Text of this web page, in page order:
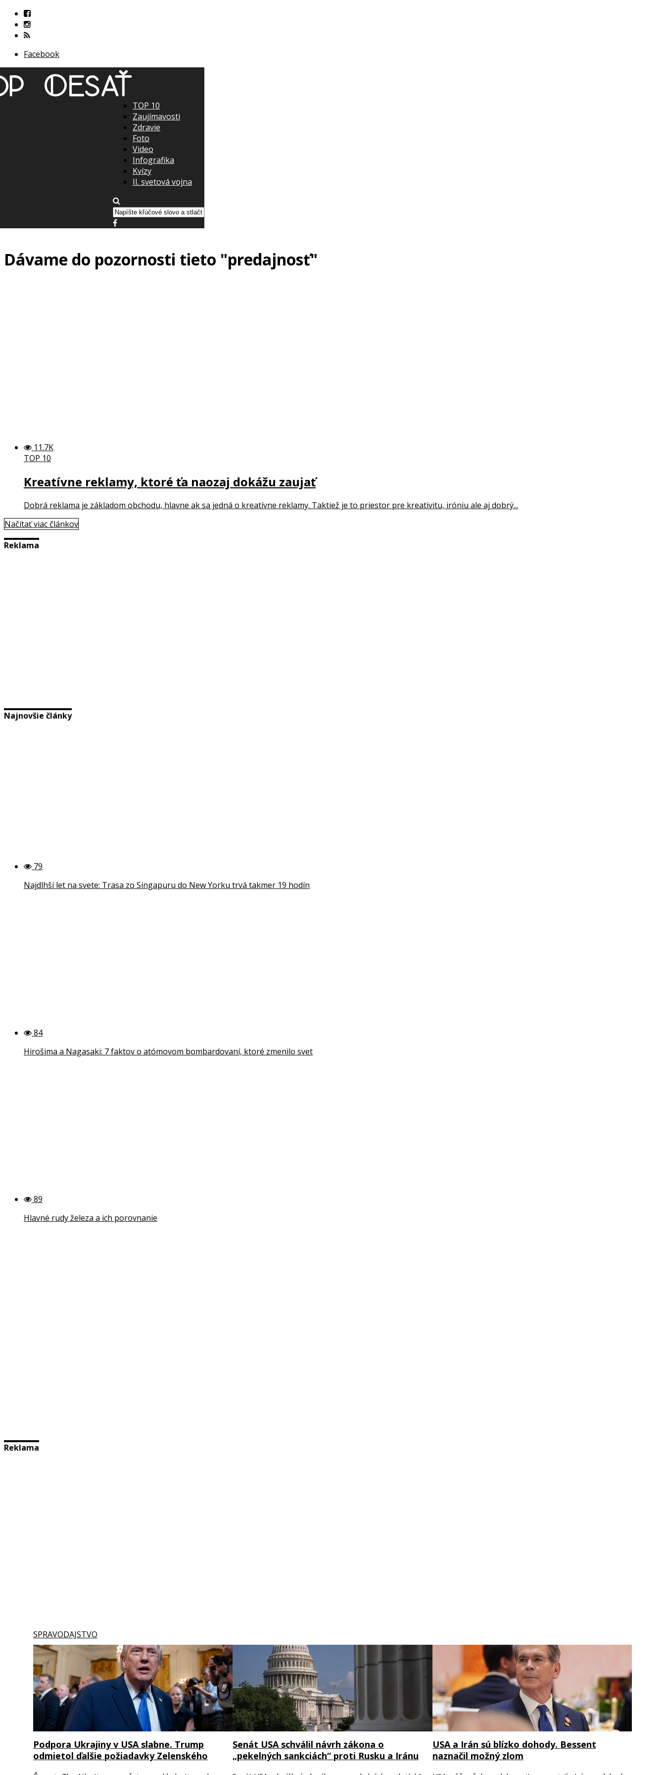
Facebook
TOP 10
Zaujímavosti
Zdravie
Foto
Video
Infografika
Kvízy
II. svetová vojna
Dávame do pozornosti tieto "predajnosť"
11.7K
TOP 10
Kreatívne reklamy, ktoré ťa naozaj dokážu zaujať
Dobrá reklama je základom obchodu, hlavne ak sa jedná o kreatívne reklamy. Taktiež je to priestor pre kreativitu, iróniu ale aj dobrý...
Načítať viac článkov
Reklama
Najnovšie články
79
Najdlhší let na svete: Trasa zo Singapuru do New Yorku trvá takmer 19 hodín
84
Hirošima a Nagasaki: 7 faktov o atómovom bombardovaní, ktoré zmenilo svet
89
Hlavné rudy železa a ich porovnanie
Reklama
SPRAVODAJSTVO
Podpora Ukrajiny v USA slabne. Trump
odmietol ďalšie požiadavky Zelenského
Senát USA schválil návrh zákona o
„pekelných sankciách“ proti Rusku a Iránu
USA a Irán sú blízko dohody. Bessent
naznačil možný zlom